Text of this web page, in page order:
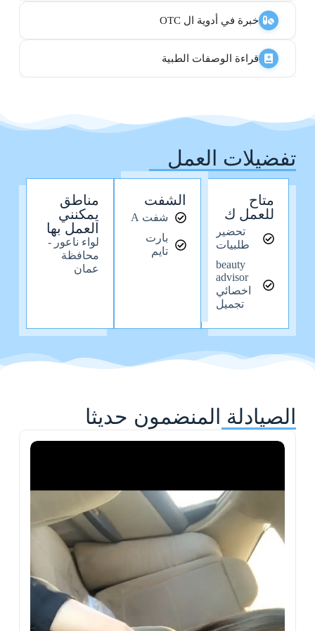
خبرة في أدوية ال OTC
قراءة الوصفات الطبية
تفضيلات العمل
متاح
للعمل ك
تحضير
طلبيات
beauty
advisor
اخصائي
تجميل
الشفت
شفت A
بارت
تايم
مناطق
يمكنني
العمل بها
لواء ناعور -
محافظة
عمان
الصيادلة المنضمون حديثا